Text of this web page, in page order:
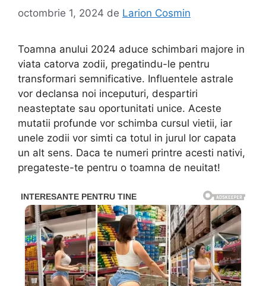
octombrie 1, 2024 de Larion Cosmin
Toamna anului 2024 aduce schimbari majore in
viata catorva zodii, pregatindu-le pentru
transformari semnificative. Influentele astrale
vor declansa noi inceputuri, despartiri
neasteptate sau oportunitati unice. Aceste
mutatii profunde vor schimba cursul vietii, iar
unele zodii vor simti ca totul in jurul lor capata
un alt sens. Daca te numeri printre acesti nativi,
pregateste-te pentru o toamna de neuitat!